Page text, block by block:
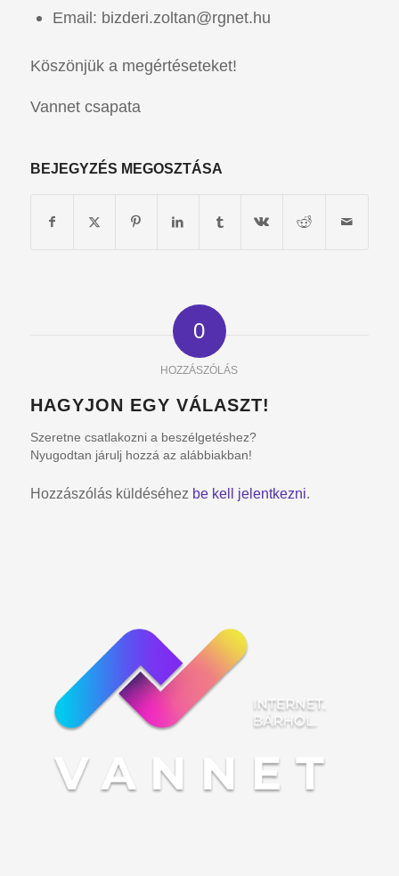
Email: bizderi.zoltan@rgnet.hu
Köszönjük a megértéseteket!
Vannet csapata
BEJEGYZÉS MEGOSZTÁSA
0
HOZZÁSZÓLÁS
HAGYJON EGY VÁLASZT!
Szeretne csatlakozni a beszélgetéshez?
Nyugodtan járulj hozzá az alábbiakban!
Hozzászólás küldéséhez be kell jelentkezni.